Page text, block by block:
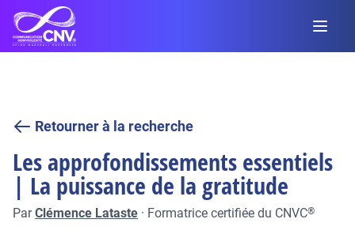
Retourner à la recherche
Les approfondissements essentiels
| La puissance de la gratitude
ParClémence Lataste · Formatrice certifiée du CNVC®